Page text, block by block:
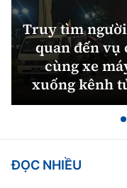
Truy tìm
quan đến vụ
cùng xe
xuống kênh
ĐỌC NHIỀU